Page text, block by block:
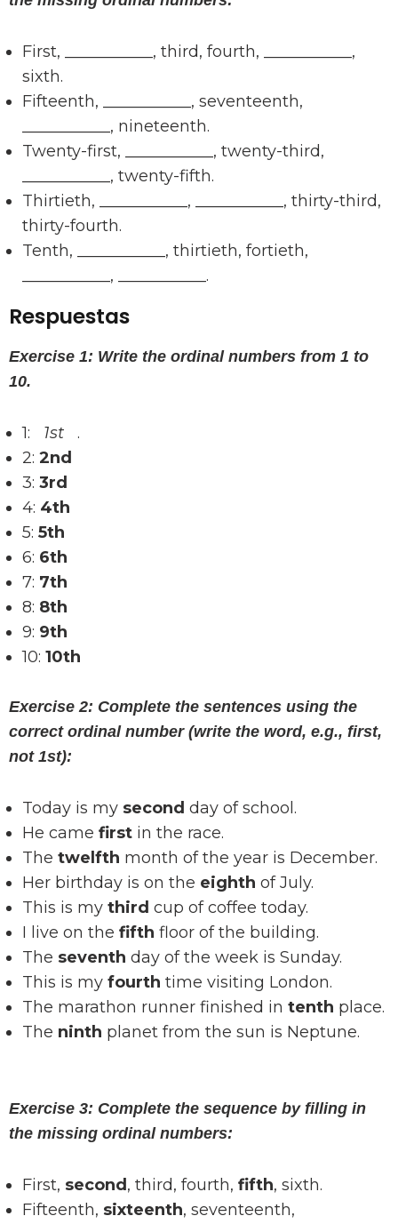
First, ___________, third, fourth, ___________,
sixth.
Fifteenth, ___________, seventeenth,
___________, nineteenth.
Twenty-first, ___________, twenty-third,
___________, twenty-fifth.
Thirtieth, ___________, ___________, thirty-third,
thirty-fourth.
Tenth, ___________, thirtieth, fortieth,
___________, ___________.
Respuestas
Exercise 1: Write the ordinal numbers from 1 to
10.
1: 1st
.
2: 2nd
3: 3rd
4: 4th
5: 5th
6: 6th
7: 7th
8: 8th
9: 9th
10: 10th
Exercise 2: Complete the sentences using the
correct ordinal number (write the word, e.g., first,
not 1st):
Today is my second day of school.
He came first in the race.
The twelfth month of the year is December.
Her birthday is on the eighth of July.
This is my third cup of coffee today.
I live on the fifth floor of the building.
The seventh day of the week is Sunday.
This is my fourth time visiting London.
The marathon runner finished in tenth place.
The ninth planet from the sun is Neptune.
Exercise 3: Complete the sequence by filling in
the missing ordinal numbers:
First, second , third, fourth, fifth, sixth.
Fifteenth, sixteenth, seventeenth,